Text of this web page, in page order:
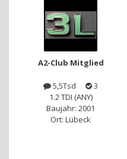
A2-Club Mitglied
5,5Tsd
3
1.2 TDI (ANY)
Baujahr: 2001
Ort: Lübeck